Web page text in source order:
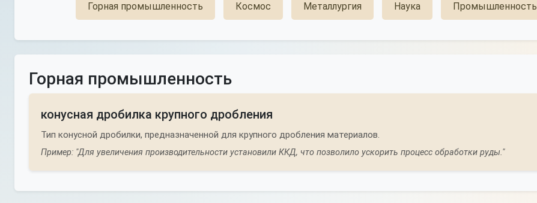
Горная промышленность Космос Металлургия Наука Промышленность
Горная промышленность
конусная дробилка крупного дробления
Тип конусной дробилки, предназначенной для крупного дробления материалов.
Пример: "Для увеличения производительности установили ККД, что позволило ускорить процесс обработки руды."